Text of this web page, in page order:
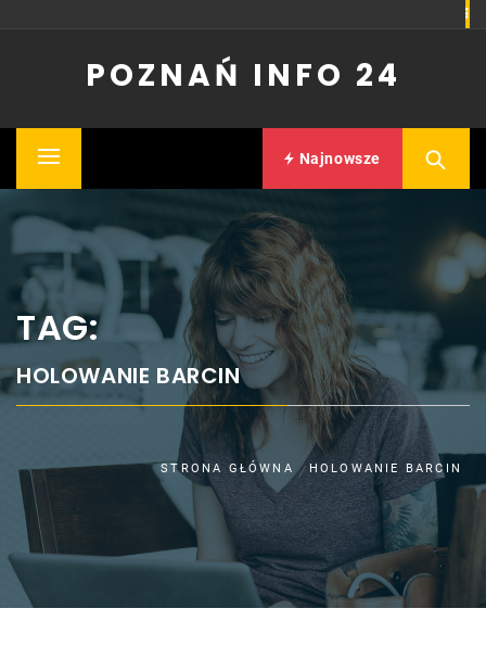
POZNAŃ INFO 24
Primary
Najnowsze
TAG:
HOLOWANIE BARCIN
STRONA GŁÓWNA HOLOWANIE BARCIN